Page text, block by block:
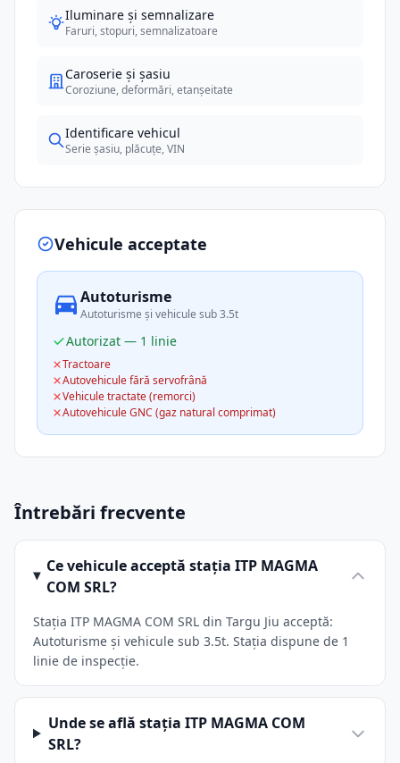
Iluminare și semnalizare
Faruri, stopuri, semnalizatoare
Caroserie și șasiu
Coroziune, deformări, etanșeitate
Identificare vehicul
Serie șasiu, plăcuțe, VIN
Vehicule acceptate
Autoturisme
Autoturisme și vehicule sub 3.5t
Autorizat — 1 linie
Tractoare
Autovehicule fără servofrână
Vehicule tractate (remorci)
Autovehicule GNC (gaz natural comprimat)
Întrebări frecvente
Ce vehicule acceptă stația ITP MAGMA
COM SRL?
Stația ITP MAGMA COM SRL din Targu Jiu acceptă:
Autoturisme și vehicule sub 3.5t. Stația dispune de 1
linie de inspecție.
Unde se află stația ITP MAGMA COM
SRL?